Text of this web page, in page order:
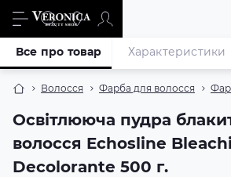
Волосся Фарба для волосся
Освітлююча пудра
волосся Echosline
Decolorante 500 г.
Все про товар Характеристики